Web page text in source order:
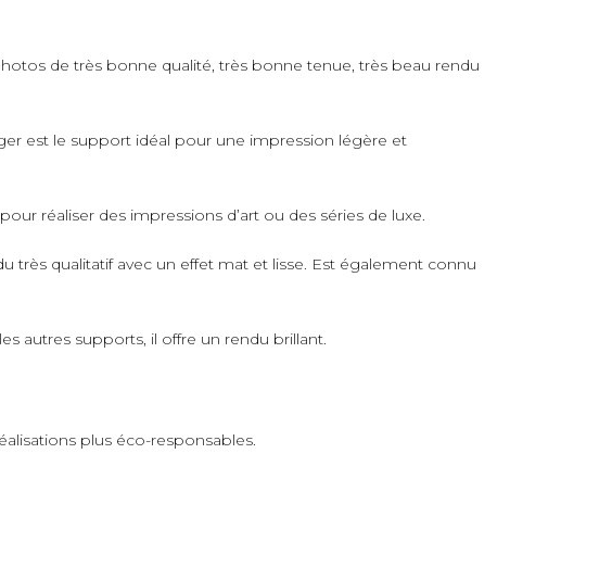
de très bonne qualité, très bonne tenue, très beau rendu
est le support idéal pour une impression légère et
réaliser des impressions d’art ou des séries de luxe.
très qualitatif avec un effet mat et lisse. Est également connu
autres supports, il offre un rendu brillant.
plus éco-responsables.